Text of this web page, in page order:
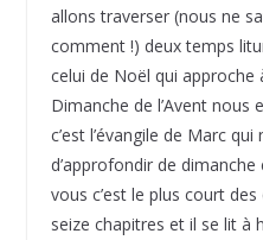
allons traverser (nous ne
comment !) deux temps
celui de Noël qui approche
Dimanche de l’Avent nous
c’est l’évangile de Marc
d’approfondir de
vous c’est le plus court
seize chapitres et il se lit à